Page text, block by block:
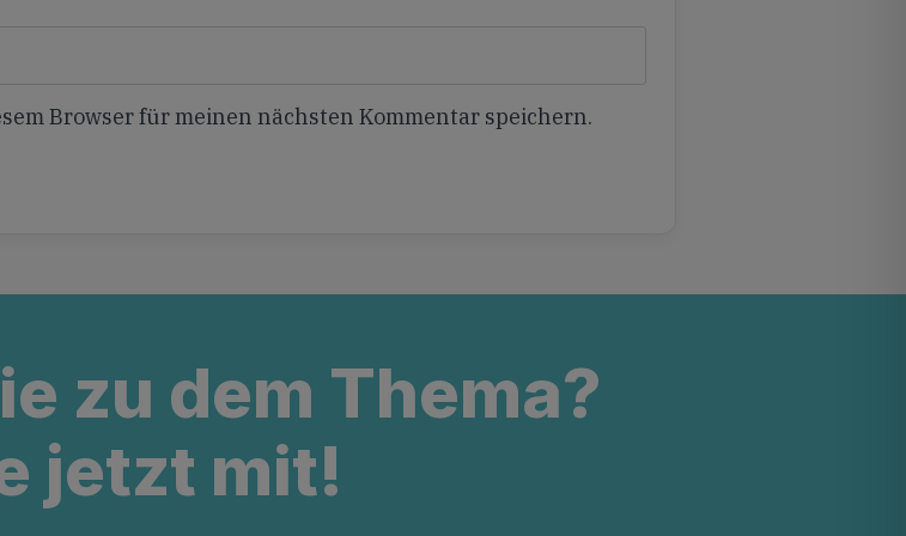
Browser für meinen nächsten Kommentar speichern.
zu dem Thema?
jetzt mit!